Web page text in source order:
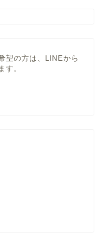
望の方は、LINEから
す。
に基づく表